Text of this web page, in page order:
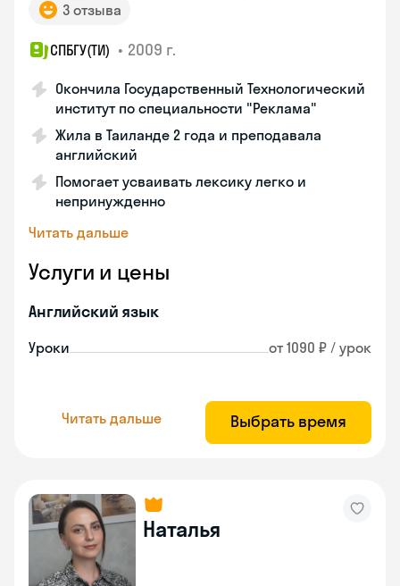
3 отзыва
СПБГУ(ТИ) • 2009 г.
Окончила Государственный Технологический
институт по специальности "Реклама"
Жила в Таиланде 2 года и преподавала
английский
Помогает усваивать лексику легко и
непринужденно
Читать дальше
Услуги и цены
Английский язык
Уроки от 1090 ₽ / урок
Читать дальше Выбрать время
Наталья